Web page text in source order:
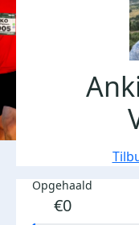
Opgehaald
€0